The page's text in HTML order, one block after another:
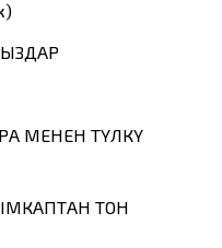
МЕНЕН ТҮЛКҮ
ТОН